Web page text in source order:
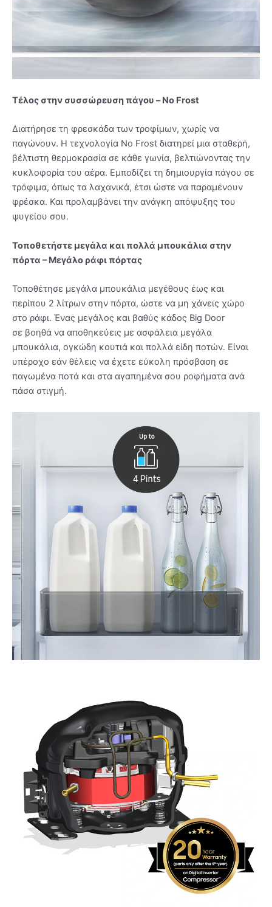
Τέλος στην συσσώρευση πάγου – No Frost
Διατήρησε τη φρεσκάδα των τροφίμων, χωρίς να
παγώνουν. Η τεχνολογία No Frost διατηρεί μια σταθερή,
βέλτιστη θερμοκρασία σε κάθε γωνία, βελτιώνοντας την
κυκλοφορία του αέρα. Εμποδίζει τη δημιουργία πάγου σε
τρόφιμα, όπως τα λαχανικά, έτσι ώστε να παραμένουν
φρέσκα. Και προλαμβάνει την ανάγκη απόψυξης του
ψυγείου σου.
Τοποθετήστε μεγάλα και πολλά μπουκάλια στην
πόρτα – Μεγάλο ράφι πόρτας
Τοποθέτησε μεγάλα μπουκάλια μεγέθους έως και
περίπου 2 λίτρων στην πόρτα, ώστε να μη χάνεις χώρο
στο ράφι. Ένας μεγάλος και βαθύς κάδος Big Door
σε βοηθά να αποθηκεύεις με ασφάλεια μεγάλα
μπουκάλια, ογκώδη κουτιά και πολλά είδη ποτών. Είναι
υπέροχο εάν θέλεις να έχετε εύκολη πρόσβαση σε
παγωμένα ποτά και στα αγαπημένα σου ροφήματα ανά
πάσα στιγμή.